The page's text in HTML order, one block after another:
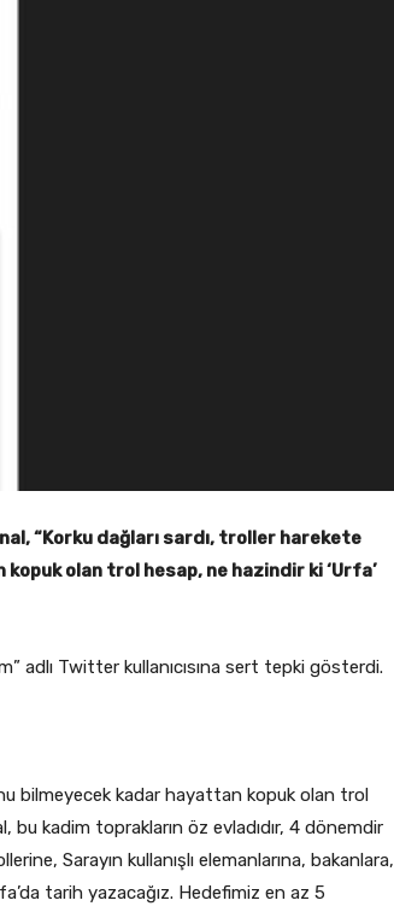
“Korku dağları sardı, troller harekete
olan trol hesap, ne hazindir ki ‘Urfa’
adlı Twitter kullanıcısına sert tepki gösterdi.
bilmeyecek kadar hayattan kopuk olan trol
bu kadim toprakların öz evladıdır, 4 dönemdir
Sarayın kullanışlı elemanlarına, bakanlara,
tarih yazacağız. Hedefimiz en az 5